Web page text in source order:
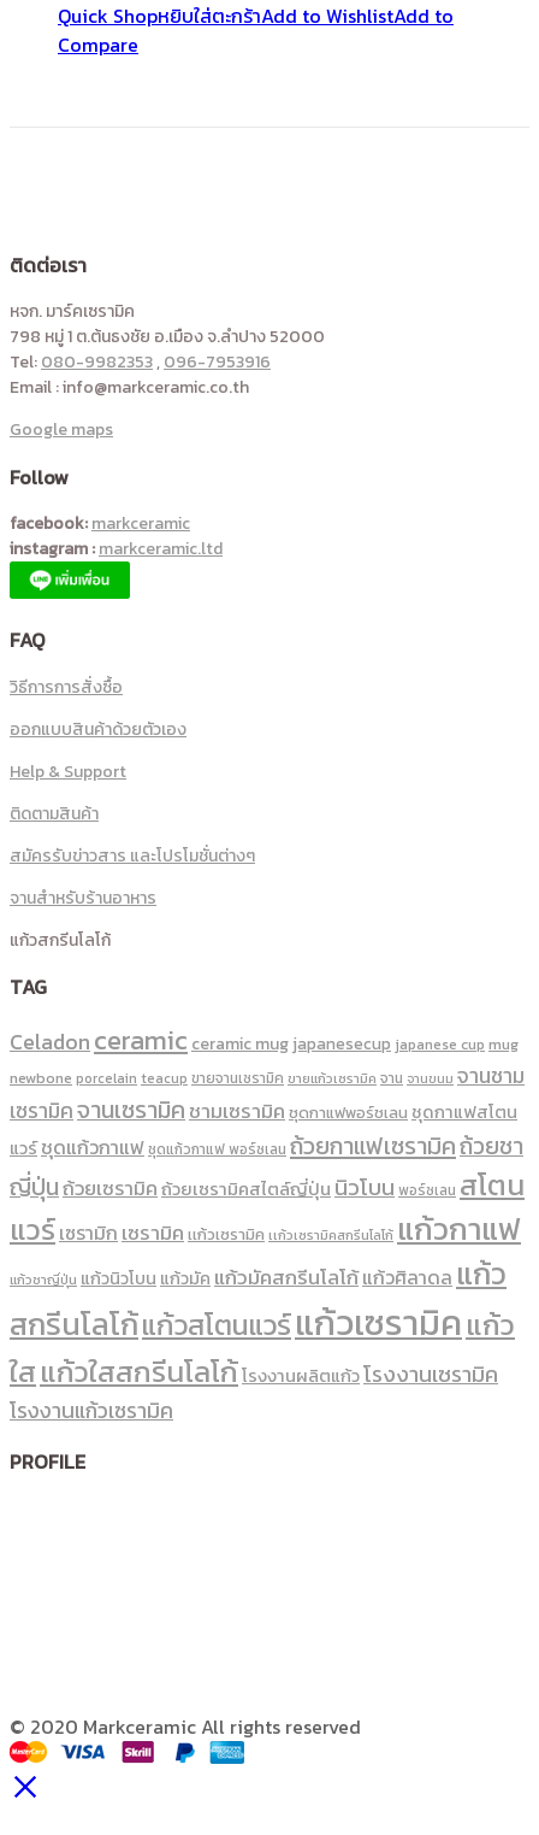
Quick Shopหยิบใส่ตะกร้าAdd to WishlistAdd to
Compare
ติดต่อเรา
หจก. มาร์คเซรามิค
798 หมู่ 1 ต.ต้นธงชัย อ.เมือง จ.ลำปาง 52000
Tel:080-9982353,096-7953916
Email : info@markceramic.co.th
Google maps
Follow
facebook:markceramic
instagram :markceramic.ltd
FAQ
วิธีการการสั่งซื้อ
ออกแบบสินค้าด้วยตัวเอง
Help & Support
ติดตามสินค้า
สมัครรับข่าวสาร และโปรโมชั่นต่างๆ
จานสำหรับร้านอาหาร
แก้วสกรีนโลโก้
TAG
Celadonceramic ceramic mug japanesecup japanese cup mug
newbone porcelain teacup ขายจานเซรามิค ขายแก้วเซรามิค จาน จานขนม จานชาม
เซรามิคจานเซรามิคชามเซรามิคชุดกาแฟพอร์ชเลน ชุดกาแฟสโตน
แวร์ชุดแก้วกาแฟชุดแก้วกาแฟ พอร์ซเลน ถ้วยกาแฟเซรามิคถ้วยชา
ญี่ปุ่นถ้วยเซรามิคถ้วยเซรามิคสไตล์ญี่ปุ่นนิวโบนพอร์ซเลน สโตน
แวร์เซรามิกเซรามิคเเก้วเซรามิค เเก้วเซรามิคสกรีนโลโก้ แก้วกาแฟ
แก้วชาญี่ปุ่น แก้วนิวโบนแก้วมัคแก้วมัคสกรีนโลโก้แก้วศิลาดลแก้ว
สกรีนโลโก้แก้วสโตนแวร์แก้วเซรามิคแก้ว
ใสแก้วใสสกรีนโลโก้โรงงานผลิตแก้วโรงงานเซรามิค
โรงงานแก้วเซรามิค
PROFILE
© 2020 Markceramic All rights reserved